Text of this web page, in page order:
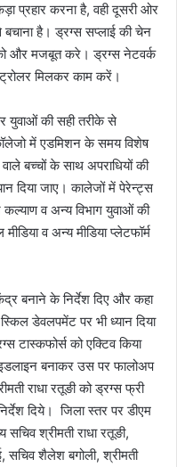
प्रहार करना है, वही दूसरी ओर
है। ड्रग्स सप्लाई की चेन
और मजबूत करे। ड्रग्स नेटवर्क
मिलकर काम करें।
युवाओं की सही तरीके से
में एडमिशन के समय विशेष
बच्चों के साथ अपराधियों की
दिया जाए। कालेजों में पेरेन्ट्स
व अन्य विभाग युवाओं की
व अन्य मीडिया प्लेटफॉर्म
बनाने के निर्देश दिए और कहा
डेवलपमेंट पर भी ध्यान दिया
टास्कफोर्स को एक्टिव किया
बनाकर उस पर फालोअप
राधा रतूङी को ड्रग्स फ्री
दिये। जिला स्तर पर डीएम
श्रीमती राधा रतूङी,
शैलेश बगोली, श्रीमती